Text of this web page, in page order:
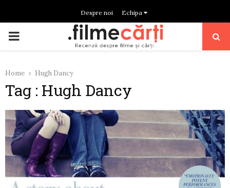
Despre noi Echipa
PRIMARY
Home Hugh Dancy
Tag : Hugh Dancy